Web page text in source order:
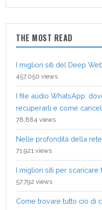
THE MOST READ
I migliori siti del Deep
457,050 views
I file audio WhatsApp:
recuperarli e come
78,884 views
Nelle profondità della
71,921 views
I migliori siti per
57,792 views
Come trovare tutto ciò di